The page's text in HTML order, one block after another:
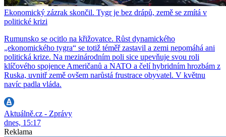
Ekonomický zázrak skončil. Tygr je bez drápů, země se zmítá v
politické krizi
Rumunsko se ocitlo na křižovatce. Růst dynamického
„ekonomického tygra“ se totiž téměř zastavil a zemi nepomáhá ani
politická krize. Na mezinárodním poli sice upevňuje svou roli
klíčového spojence Američanů a NATO a čelí hybridním hrozbám z
Ruska, uvnitř země ovšem narůstá frustrace obyvatel. V květnu
navíc padla vláda.
Aktuálně.cz - Zprávy
dnes, 15:17
Reklama